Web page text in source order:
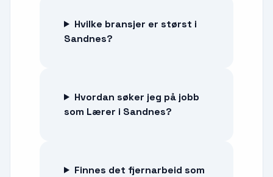
Hvilke bransjer er størst i
Sandnes?
Hvordan søker jeg på jobb
som Lærer i Sandnes?
Finnes det fjernarbeid som